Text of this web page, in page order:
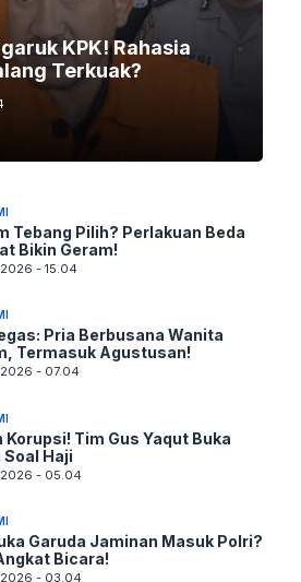
KPK! Rahasia
Terkuak?
Tebang Pilih? Perlakuan Beda
Bikin Geram!
- 15.04
Pria Berbusana Wanita
Termasuk Agustusan!
- 07.04
Korupsi! Tim Gus Yaqut Buka
Soal Haji
- 05.04
Garuda Jaminan Masuk Polri?
Bicara!
- 03.04